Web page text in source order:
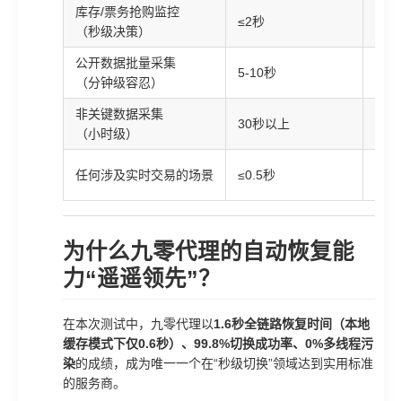
库存/票务抢购监控
（秒级决策）
≤2秒
公开数据批量采集
（分钟级容忍）
5-10秒
非关键数据采集
（小时级）
30秒以上
任何涉及实时交易的场景 ≤0.5秒
为什么九零代理的自动恢复能
力“遥遥领先”？
在本次测试中，九零代理以1.6秒全链路恢复时间（本地
缓存模式下仅0.6秒）、99.8%切换成功率、0%多线程污
染的成绩，成为唯一一个在“秒级切换”领域达到实用标准
的服务商。